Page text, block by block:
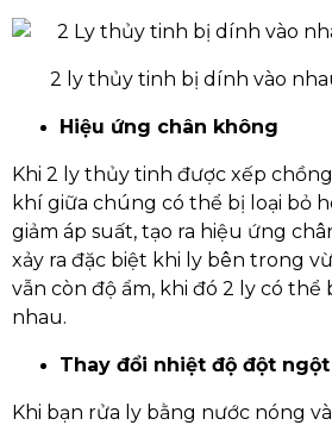
2 ly thủy tinh bị dính vào
Hiệu ứng chân không
Khi 2 ly thủy tinh được xếp
khí giữa chúng có thể bị loại bỏ
giảm áp suất, tạo ra hiệu ứng
xảy ra đặc biệt khi ly bên trong
vẫn còn độ ẩm, khi đó 2 ly có thể
nhau.
Thay đổi nhiệt độ đột ngột
Khi bạn rửa ly bằng nước nóng